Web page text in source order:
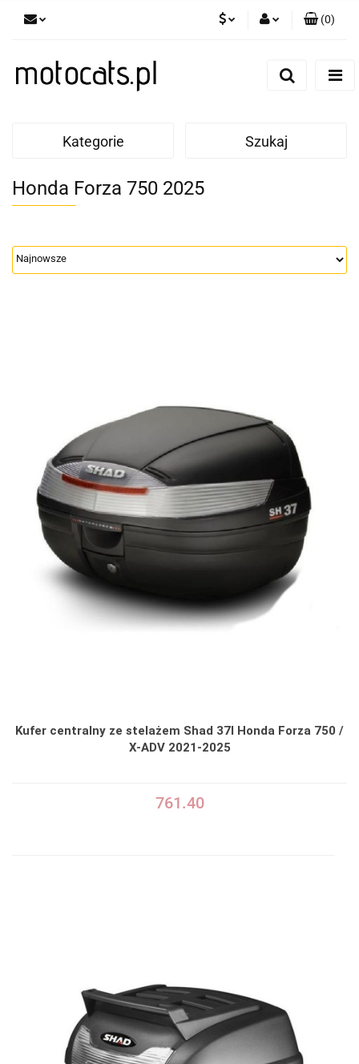
(0)
Kategorie Szukaj
Honda Forza 750 2025
Kufer centralny ze stelażem Shad 37l Honda Forza 750 /
X-ADV 2021-2025
761.40